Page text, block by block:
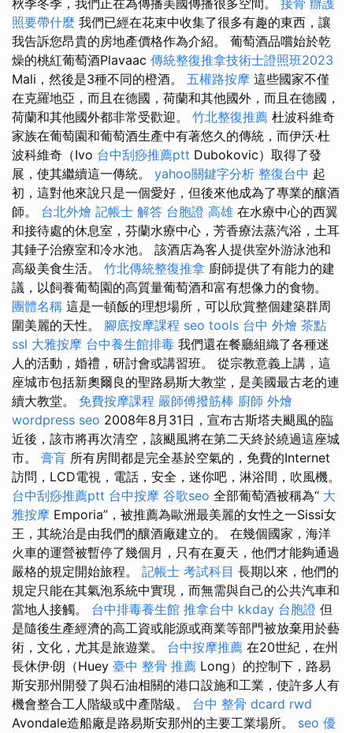
秋季冬季，我們正在為傳播美國傳播很多空間。 接骨 辦護
照要帶什麼 我們已經在花束中收集了很多有趣的東西，讓
我告訴您昂貴的房地產價格作為介紹。 葡萄酒品嚐始於乾
燥的桃紅葡萄酒Plavaac 傳統整復推拿技術士證照班2023
Mali，然後是3種不同的橙酒。 五權路按摩 這些國家不僅
在克羅地亞，而且在德國，荷蘭和其他國外，而且在德國，
荷蘭和其他國外都非常受歡迎。 竹北整復推薦 杜波科維奇
家族在葡萄園和葡萄酒生產中有著悠久的傳統，而伊沃·杜
波科維奇（Ivo 台中刮痧推薦ptt Dubokovic）取得了發
展，使其繼續這一傳統。 yahoo關鍵字分析 整復台中 起
初，這對他來說只是一個愛好，但後來他成為了專業的釀酒
師。 台北外燴 記帳士 解答 台胞證 高雄 在水療中心的西翼
和接待處的休息室，芬蘭水療中心，芳香療法蒸汽浴，土耳
其錘子治療室和冷水池。 該酒店為客人提供室外游泳池和
高級美食生活。 竹北傳統整復推拿 廚師提供了有能力的建
議，以飼養葡萄園的高質量葡萄酒和富有想像力的食物。
團體名稱 這是一頓​​飯的理想場所，可以欣賞整個建築群周
圍美麗的天性。 腳底按摩課程 seo tools 台中 外燴 茶點
ssl 大雅按摩 台中養生館排毒 我們還在餐廳組織了各種迷
人的活動，婚禮，研討會或講習班。 從宗教意義上講，這
座城市包括新奧爾良的聖路易斯大教堂，是美國最古老的連
續大教堂。 免費按摩課程 嚴師傅撥筋棒 廚師 外燴
wordpress seo 2008年8月31日，宣布古斯塔夫颶風的臨
近後，該市將再次清空，該颶風將在第二天終於繞過這座城
市。 膏肓 所有房間都是完全基於空氣的，免費的Internet
訪問，LCD電視，電話，安全，迷你吧，淋浴間，吹風機。
台中刮痧推薦ptt 台中按摩 谷歌seo 全部葡萄酒被稱為“ 大
雅按摩 Emporia”，被推薦為歐洲最美麗的女性之一Sissi女
王，其統治是由我們的釀酒廠建立的。 在幾個國家，海洋
火車的運營被暫停了幾個月，只有在夏天，他們才能夠通過
嚴格的規定開始旅程。 記帳士 考試科目 長期以來，他們的
規定只能在其氣泡系統中實現，而無需與自己的公共汽車和
當地人接觸。 台中排毒養生館 推拿台中 kkday 台胞證 但
是隨後生產經濟的高工資或能源或商業等部門被放棄用於藝
術，文化，尤其是旅遊業。 台中按摩推薦 在20世紀，在州
長休伊·朗（Huey 臺中 整骨 推薦 Long）的控制下，路易
斯安那州開發了與石油相關的港口設施和工業，使許多人有
機會整合工人階級或中產階級。 台中 整骨 dcard rwd
Avondale造船廠是路易斯安那州的主要工業場所。 seo 優